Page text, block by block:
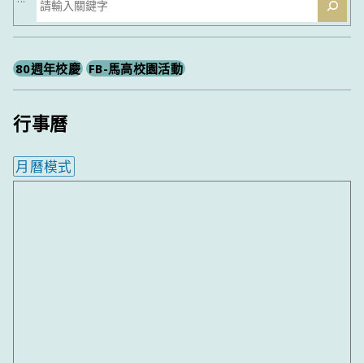
尋
80週年校慶 FB-馬高校園活動
行事曆
月曆模式